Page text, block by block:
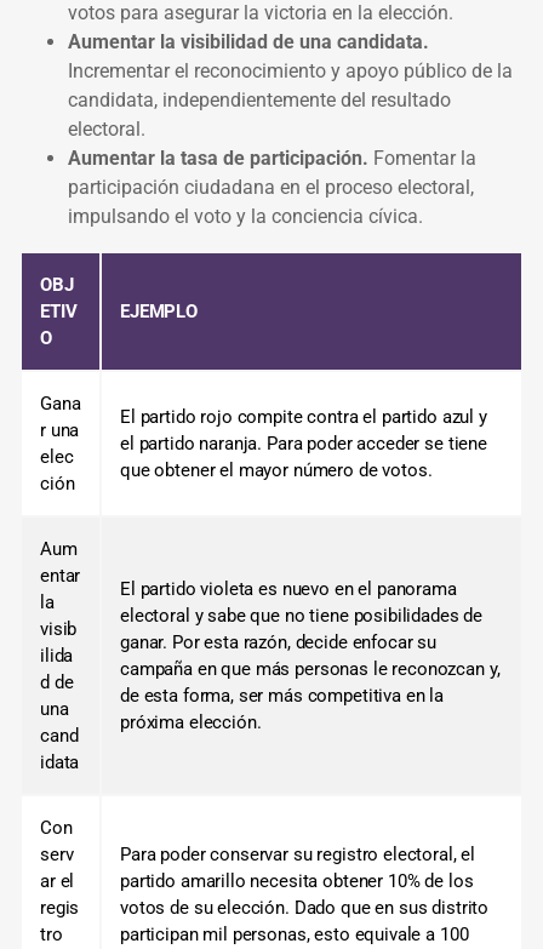
votos para asegurar la victoria en la elección.
Aumentar la visibilidad de una candidata.
Incrementar el reconocimiento y apoyo público de la
candidata, independientemente del resultado
electoral.
Aumentar la tasa de participación. Fomentar la
participación ciudadana en el proceso electoral,
impulsando el voto y la conciencia cívica.
OBJ
ETIV
O
EJEMPLO
Gana
r una
elec
ción
El partido rojo compite contra el partido azul y
el partido naranja. Para poder acceder se tiene
que obtener el mayor número de votos.
Aum
entar
la
visib
ilida
d de
una
cand
idata
El partido violeta es nuevo en el panorama
electoral y sabe que no tiene posibilidades de
ganar. Por esta razón, decide enfocar su
campaña en que más personas le reconozcan y,
de esta forma, ser más competitiva en la
próxima elección.
Con
serv
ar el
regis
tro
Para poder conservar su registro electoral, el
partido amarillo necesita obtener 10% de los
votos de su elección. Dado que en sus distrito
participan mil personas, esto equivale a 100